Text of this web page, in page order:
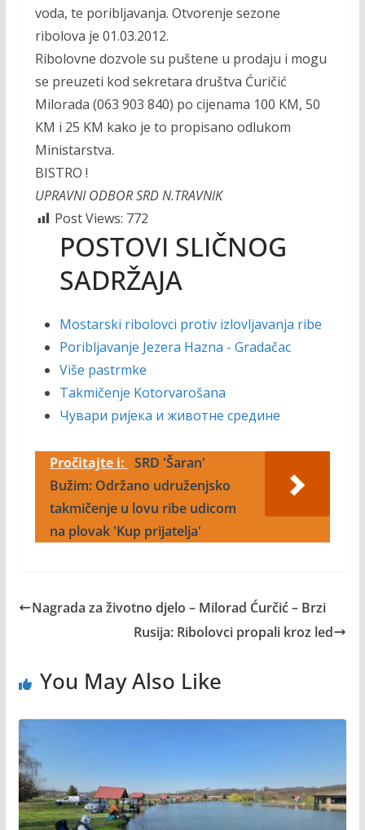
voda, te poribljavanja. Otvorenje sezone
ribolova je 01.03.2012.
Ribolovne dozvole su puštene u prodaju i mogu
se preuzeti kod sekretara društva Ćuričić
Milorada (063 903 840) po cijenama 100 KM, 50
KM i 25 KM kako je to propisano odlukom
Ministarstva.
BISTRO !
UPRAVNI ODBOR SRD N.TRAVNIK
Post Views: 772
POSTOVI SLIČNOG
SADRŽAJA
Mostarski ribolovci protiv izlovljavanja ribe
Poribljavanje Jezera Hazna - Gradačac
Više pastrmke
Takmičenje Kotorvarošana
Чувари ријека и животне средине
Pročitajte i: SRD 'Šaran'
Bužim: Održano udruženjsko
takmičenje u lovu ribe udicom
na plovak 'Kup prijatelja'
Nagrada za životno djelo – Milorad Ćurčić – Brzi
Rusija: Ribolovci propali kroz led
You May Also Like